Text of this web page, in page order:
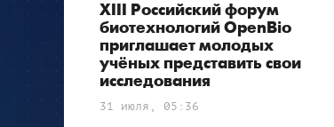
XIII Российский форум
биотехнологий OpenBio
приглашает молодых
учёных представить свои
исследования
31 июля, 05:36